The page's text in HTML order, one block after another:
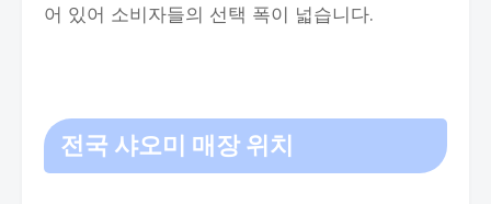
어 있어 소비자들의 선택 폭이 넓습니다.
전국 샤오미 매장 위치